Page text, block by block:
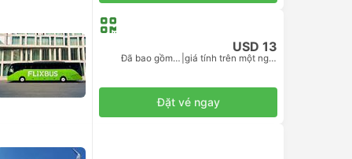
USD 13
Đã bao gồm thuế | giá tính trên một người lớn
Đặt vé ngay